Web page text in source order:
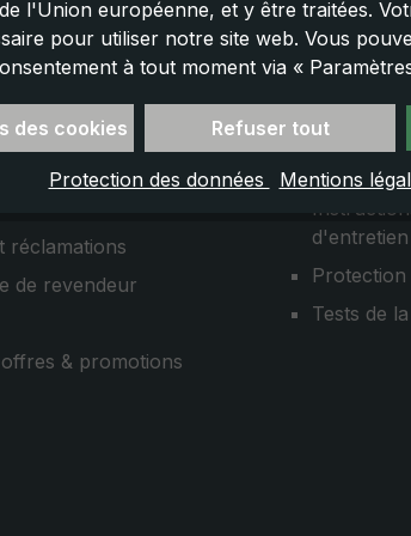
réclamations
de revendeur
& promotions
Bon à savoir
Loi sur les
d'entretien
Tests de
l'Union européenne, et y être traitées.
pour utiliser notre site web. Vous
à tout moment via «
des cookies Refuser tout
Protection des données Mentions